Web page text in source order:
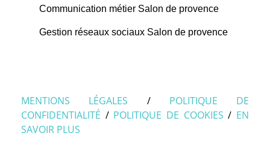
Communication métier Salon de provence
Gestion réseaux sociaux Salon de provence
MENTIONS LÉGALES / POLITIQUE DE
CONFIDENTIALITÉ / POLITIQUE DE COOKIES / EN
SAVOIR PLUS